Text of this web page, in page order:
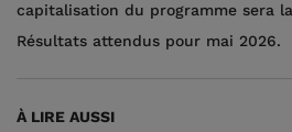
capitalisation du programme sera
Résultats attendus pour mai 2026.
À LIRE AUSSI